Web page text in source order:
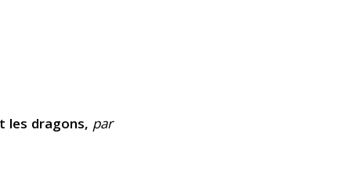
les dragons, par